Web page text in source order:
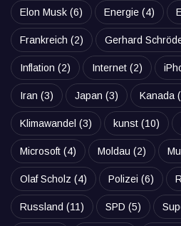
Elon Musk (6) Energie (4)
Frankreich (2) Gerhard
Inflation (2) Internet (2)
Iran (3) Japan (3) Kanada
Klimawandel (3) kunst (10)
Microsoft (4) Moldau (2)
Olaf Scholz (4) Polizei (6)
Russland (11) SPD (5)